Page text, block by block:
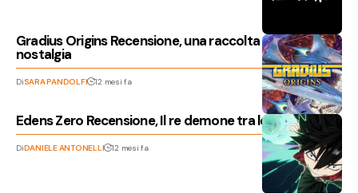
Gradius Origins Recensione, una raccolta che sa di
nostalgia
DiSARA PANDOLFI 12 mesi fa
Edens Zero Recensione, Il re demone tra le stelle
DiDANIELE ANTONELLI 12 mesi fa